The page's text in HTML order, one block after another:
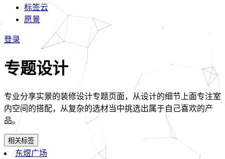
标签云
愿景
登录
专题设计
专业分享实景的装修设计专题页面，从设计的细节上面专注室
内空间的搭配，从复杂的选材当中挑选出属于自己喜欢的产
品。
相关标签
东煜广场